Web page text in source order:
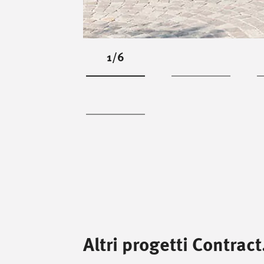
1/6
Altri progetti